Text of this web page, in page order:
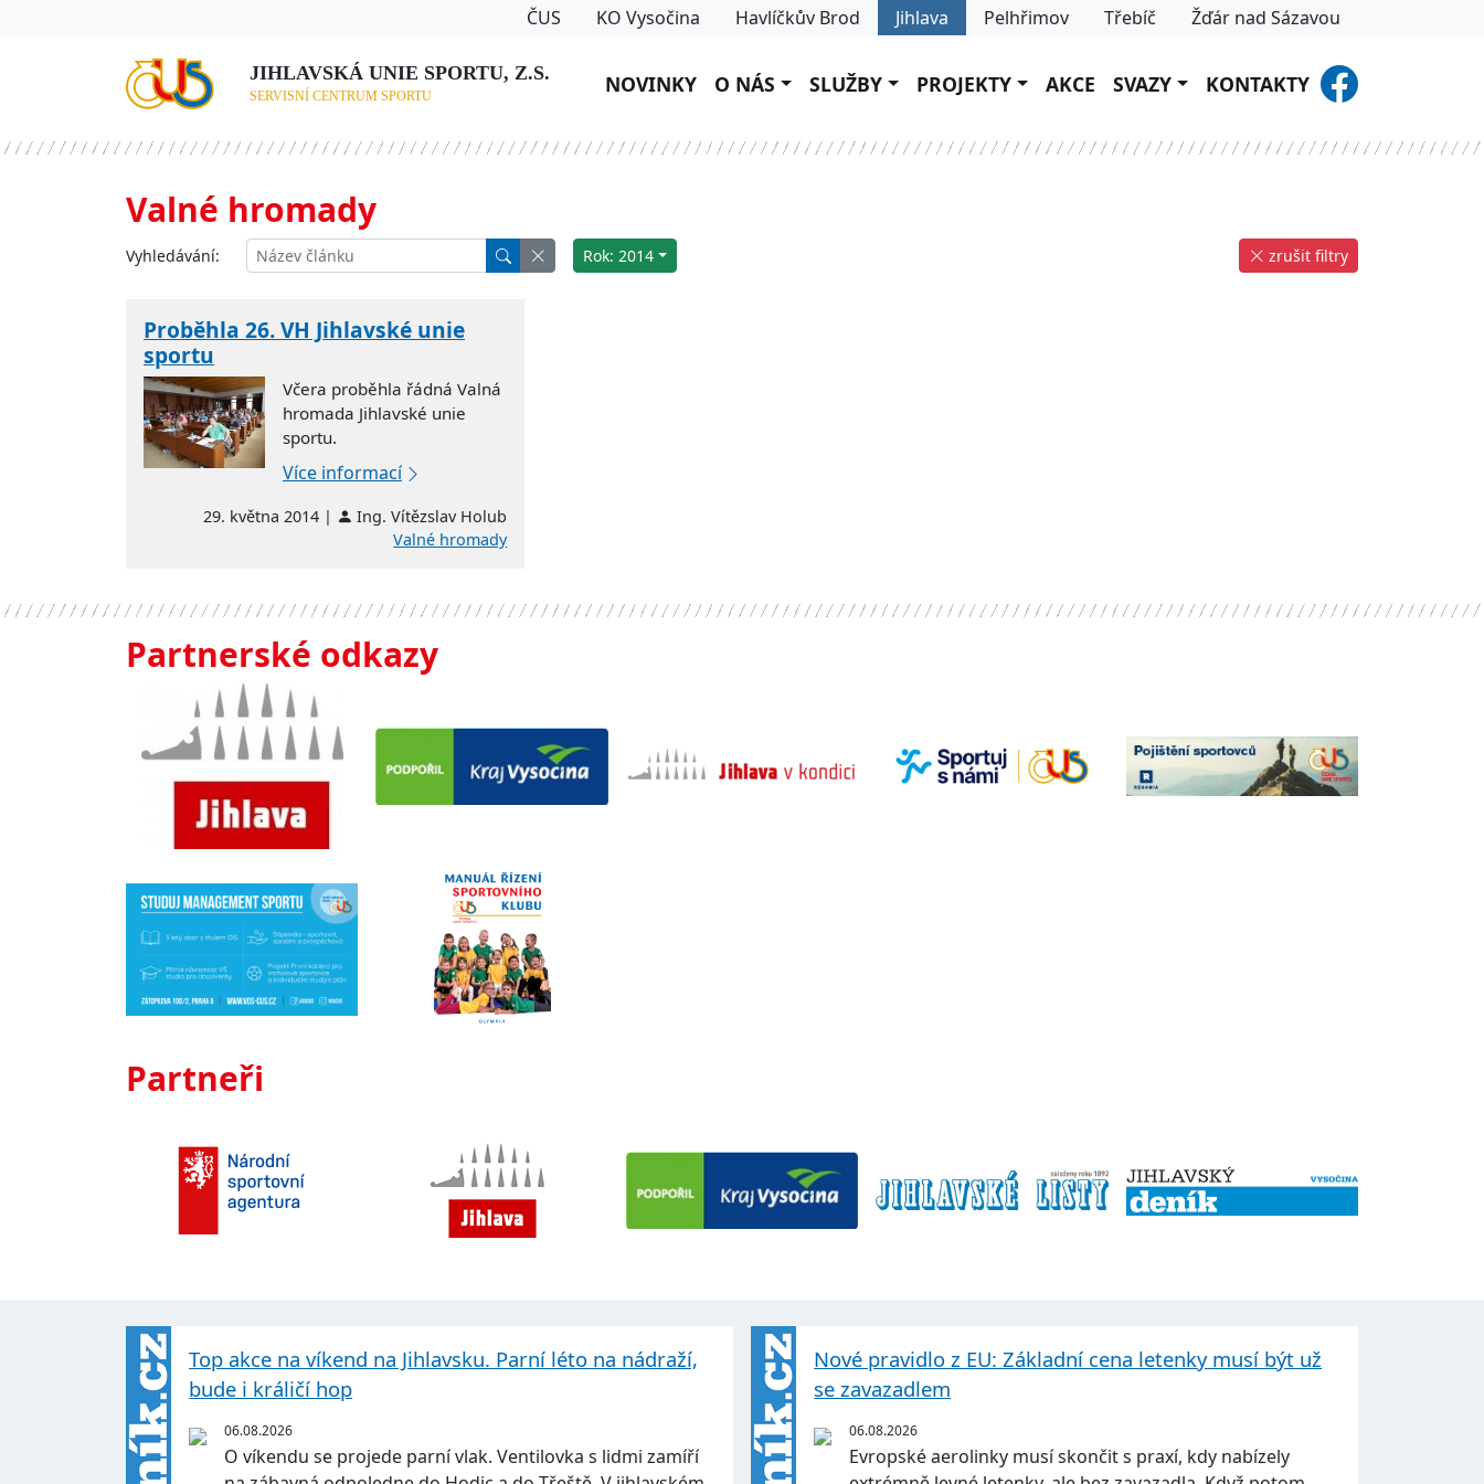
ČUS KO Vysočina Havlíčkův Brod Jihlava Pelhřimov Třebíč Žďár nad Sázavou
JIHLAVSKÁ UNIE SPORTU, Z.S.
SERVISNÍ CENTRUM SPORTU NOVINKY O NÁS SLUŽBY PROJEKTY AKCE SVAZY KONTAKTY
Valné hromady
Vyhledávání: Rok: 2014 zrušit filtry
Proběhla 26. VH Jihlavské unie
sportu
Včera proběhla řádná Valná
hromada Jihlavské unie
sportu.
Více informací
29. května 2014 |
Ing. Vítězslav Holub
Valné hromady
Partnerské odkazy
Partneři
Top akce na víkend na Jihlavsku. Parní léto na nádraží,
bude i králičí hop
06.08.2026
O víkendu se projede parní vlak. Ventilovka s lidmi zamíří
Nové pravidlo z EU: Základní cena letenky musí být už
se zavazadlem
06.08.2026
Evropské aerolinky musí skončit s praxí, kdy nabízely